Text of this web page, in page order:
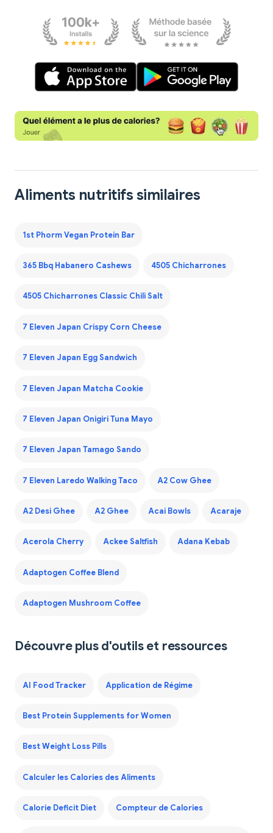
Aliments nutritifs similaires
1st Phorm Vegan Protein Bar
365 Bbq Habanero Cashews 4505 Chicharrones
4505 Chicharrones Classic Chili Salt
7 Eleven Japan Crispy Corn Cheese
7 Eleven Japan Egg Sandwich
7 Eleven Japan Matcha Cookie
7 Eleven Japan Onigiri Tuna Mayo
7 Eleven Japan Tamago Sando
7 Eleven Laredo Walking Taco A2 Cow Ghee
A2 Desi Ghee A2 Ghee Acai Bowls Acaraje
Acerola Cherry Ackee Saltfish Adana Kebab
Adaptogen Coffee Blend
Adaptogen Mushroom Coffee
Découvre plus d'outils et ressources
AI Food Tracker Application de Régime
Best Protein Supplements for Women
Best Weight Loss Pills
Calculer les Calories des Aliments
Calorie Deficit Diet Compteur de Calories